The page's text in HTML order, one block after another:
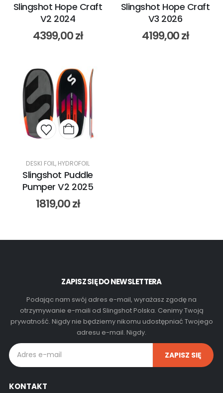
Slingshot Hope Craft
V2 2024
4399,00zł
Slingshot Hope Craft
V3 2026
4199,00zł
DESKI FOIL, HYDROFOIL
Slingshot Puddle
Pumper V2 2025
1819,00zł
ZAPISZ SIĘ DO NEWSLETTERA
Podając nam swój adres e-mail, wyrażasz zgodę na
otrzymywanie e-maili od Slingshot Polska. Cenimy Twoją
prywatność. Nigdy nie będziemy nikomu udostępniać Twojego
adresu e-mail. Nigdy.
KONTAKT